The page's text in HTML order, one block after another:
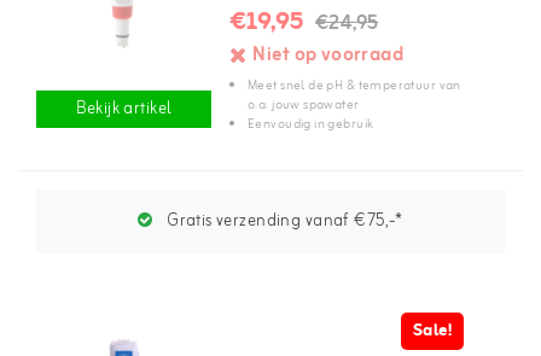
Bekijk artikel
€19,95 €24,95
Niet op voorraad
Meet snel de pH & temperatuur van
o.a. jouw spawater
Eenvoudig in gebruik
Gratis verzending vanaf €75,-*
Sale!